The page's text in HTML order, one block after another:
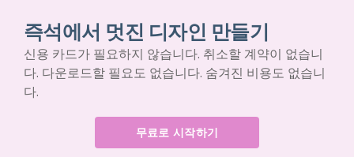
즉석에서 멋진 디자인 만들기
신용 카드가 필요하지 않습니다. 취소할 계약이 없습니
다. 다운로드할 필요도 없습니다. 숨겨진 비용도 없습니
다.
무료로 시작하기